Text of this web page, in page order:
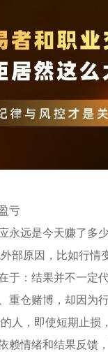
亏
永远是今天赚了多
部原因，比如行情
于：结果并不一定
重仓赌博，却因为
人，即使短期止损
赖情绪和结果反馈